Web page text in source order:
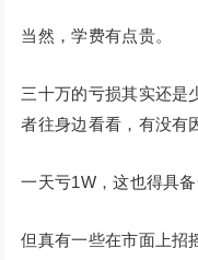
当然，学费有点贵。
三十万的亏损其实还是
者往身边看看，有没有
一天亏1W，这也得具
但真有一些在市面上招